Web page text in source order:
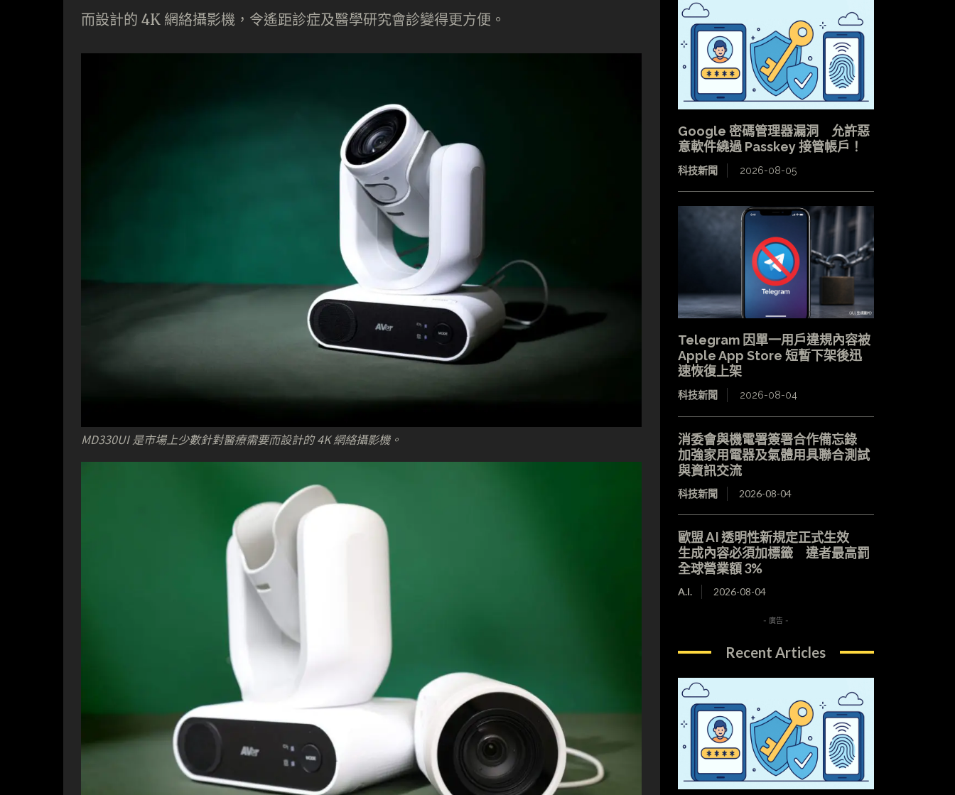
而設計的 4K 網絡攝影機，令遙距診症及醫學研究會診變得更方便。
MD330UI 是市場上少數針對醫療需要而設計的 4K 網絡攝影機。
Google 密碼管理器漏洞 允許惡
意軟件繞過 Passkey 接管帳戶！
科技新聞 2026-08-05
Telegram 因單一用戶違規內容被
Apple App Store 短暫下架後迅
速恢復上架
科技新聞 2026-08-04
消委會與機電署簽署合作備忘錄
加強家用電器及氣體用具聯合測試
與資訊交流
科技新聞 2026-08-04
歐盟 AI 透明性新規定正式生效
生成內容必須加標籤 違者最高罰
全球營業額 3%
A.I. 2026-08-04
- 廣告 -
Recent Articles